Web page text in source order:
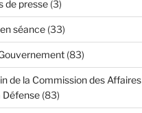
de presse(3)
séance(33)
(83)
de la Commission des Affaires
Défense(83)